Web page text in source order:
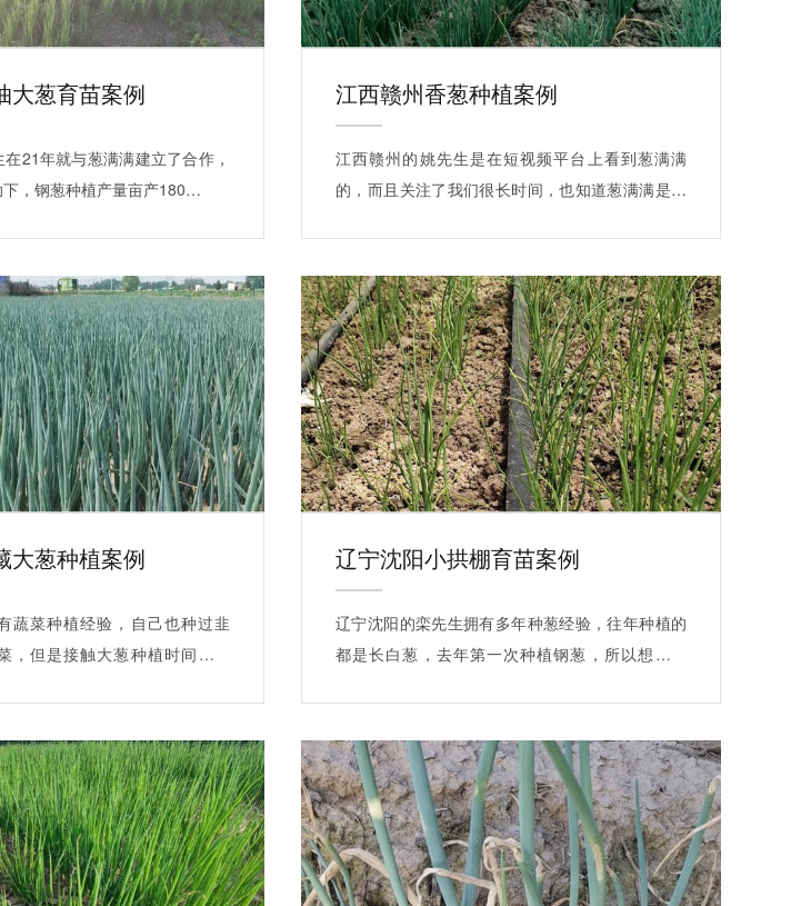
大葱育苗案例
21年就与葱满满建立了合作，
，钢葱种植产量亩产180…
江西赣州香葱种植案例
江西赣州的姚先生是在短视频平台上看到葱满满
的，而且关注了我们很长时间，也知道葱满满是给
大葱种植案例
蔬菜种植经验，自己也种过韭
，但是接触大葱种植时间并不
辽宁沈阳小拱棚育苗案例
辽宁沈阳的栾先生拥有多年种葱经验，往年种植的
都是长白葱，去年第一次种植钢葱，所以想要系